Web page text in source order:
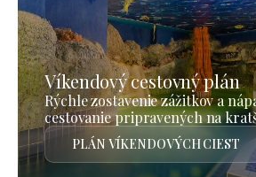
Víkendový cestovný plán
Rýchle zostavenie zážitkov a
cestovanie pripravených na
PLÁN VÍKENDOVÝCH CIEST